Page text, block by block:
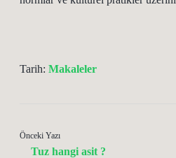
Tarih: Makaleler
Önceki Yazı
Tuz hangi asit ?